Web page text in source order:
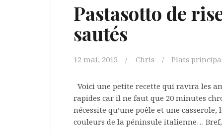
Pastasotto de
sautés
12 mai, 2015 Chris Plats
Voici une petite recette qui ravira les
rapides car il ne faut que 20 minutes
nécessite qu’une poêle et une
couleurs de la péninsule italienne…